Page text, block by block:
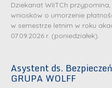
Dziekanat WIiTCh
wniosków o umorzenie
w semestrze letnim w roku
07.09.2026 r. (poniedziałek).
Asystent ds.
GRUPA WOLFF